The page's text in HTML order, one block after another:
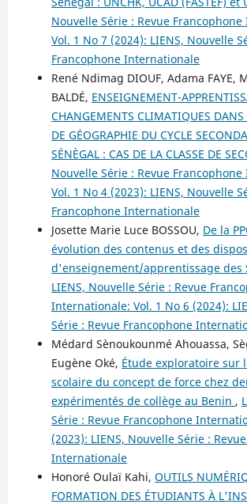
Nouvelle Série : Revue
Vol. 1 No 7 (2024): LIENS, Nouvelle
Francophone Internationale
René Ndimag DIOUF, Adama FAYE,
BALDÉ, ENSEIGNEMENT-
CHANGEMENTS CLIMATIQUES DANS
DE GÉOGRAPHIE DU CYCLE
SÉNÈGAL : CAS DE LA CLASSE DE
Nouvelle Série : Revue
Vol. 1 No 4 (2023): LIENS, Nouvelle
Francophone Internationale
Josette Marie Luce BOSSOU, De la
évolution des contenus et des
d'enseignement/apprentissage des
LIENS, Nouvelle Série : Revue
Internationale: Vol. 1 No 6 (2024):
Série : Revue Francophone
Médard Sènoukounmé Ahouassa,
Eugène Oké, Étude exploratoire sur
scolaire du concept de force chez
expérimentés de collège au Benin ,
Série : Revue Francophone
(2023): LIENS, Nouvelle Série :
Internationale
Honoré Oulaï Kahi, OUTILS
FORMATION DES ÉTUDIANTS À